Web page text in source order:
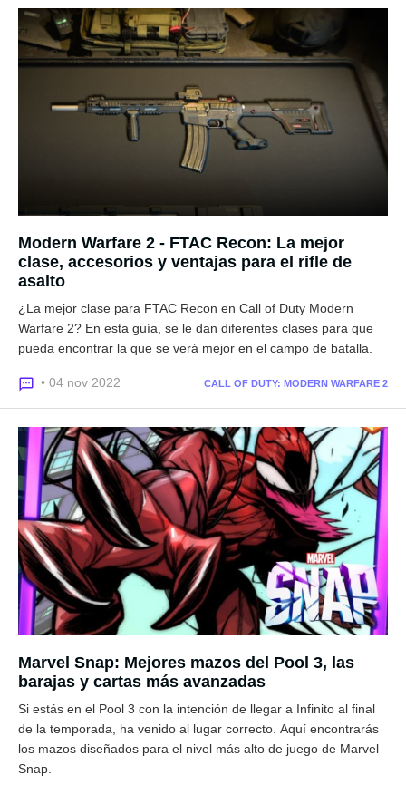
Modern Warfare 2 - FTAC Recon: La mejor
clase, accesorios y ventajas para el rifle de
asalto
¿La mejor clase para FTAC Recon en Call of Duty Modern
Warfare 2? En esta guía, se le dan diferentes clases para que
pueda encontrar la que se verá mejor en el campo de batalla.
• 04 nov 2022 CALL OF DUTY: MODERN WARFARE 2
Marvel Snap: Mejores mazos del Pool 3, las
barajas y cartas más avanzadas
Si estás en el Pool 3 con la intención de llegar a Infinito al final
de la temporada, ha venido al lugar correcto. Aquí encontrarás
los mazos diseñados para el nivel más alto de juego de Marvel
Snap.